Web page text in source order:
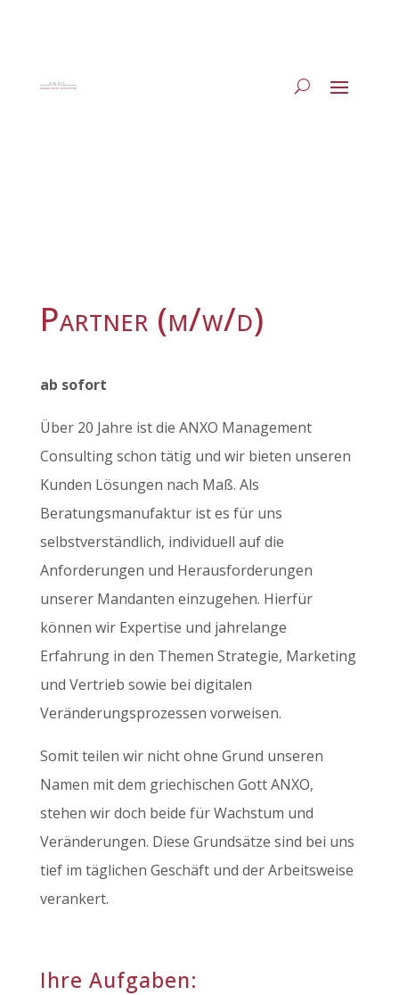
Partner (m/w/d)
ab sofort
Über 20 Jahre ist die ANXO Management
Consulting schon tätig und wir bieten unseren
Kunden Lösungen nach Maß. Als
Beratungsmanufaktur ist es für uns
selbstverständlich, individuell auf die
Anforderungen und Herausforderungen
unserer Mandanten einzugehen. Hierfür
können wir Expertise und jahrelange
Erfahrung in den Themen Strategie, Marketing
und Vertrieb sowie bei digitalen
Veränderungsprozessen vorweisen.
Somit teilen wir nicht ohne Grund unseren
Namen mit dem griechischen Gott ANXO,
stehen wir doch beide für Wachstum und
Veränderungen. Diese Grundsätze sind bei uns
tief im täglichen Geschäft und der Arbeitsweise
verankert.
Ihre Aufgaben: